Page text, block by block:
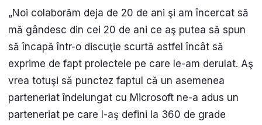
„Noi colaborăm deja de 20 de ani şi am încercat să
mă gândesc din cei 20 de ani ce aş putea să spun
să încapă într-o discuţie scurtă astfel încât să
exprime de fapt proiectele pe care le-am derulat. Aş
vrea totuşi să punctez faptul că un asemenea
parteneriat îndelungat cu Microsoft ne-a adus un
parteneriat pe care l-aş defini la 360 de grade